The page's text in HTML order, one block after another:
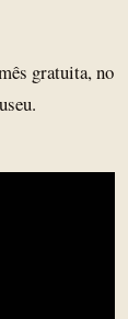
gratuita, no